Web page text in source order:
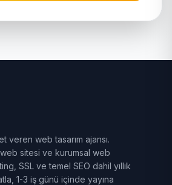
veren web tasarım ajansı.
sitesi ve kurumsal web
SSL ve temel SEO dahil yıllık
1-3 iş günü içinde yayına